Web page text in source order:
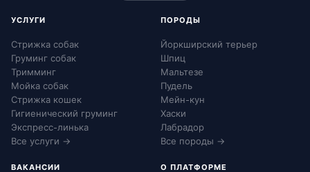
УСЛУГИ
Стрижка собак
Груминг собак
Тримминг
Мойка собак
Стрижка кошек
Гигиенический груминг
Экспресс-линька
Все услуги →
ПОРОДЫ
Йоркширский терьер
Шпиц
Мальтезе
Пудель
Мейн-кун
Хаски
Лабрадор
Все породы →
ВАКАНСИИ О ПЛАТФОРМЕ